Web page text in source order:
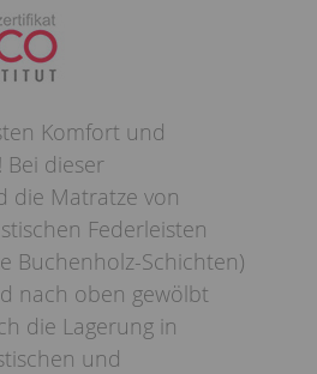
Komfort und
Bei dieser
die Matratze von
Federleisten
Buchenholz-Schichten)
nach oben gewölbt
die Lagerung in
und